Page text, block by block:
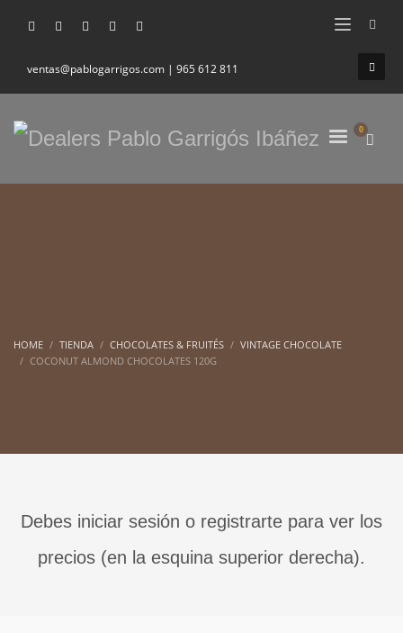
ventas@pablogarrigos.com | 965 612 811
HOME TIENDA CHOCOLATES & FRUITÉS
VINTAGE CHOCOLATE
COCONUT ALMOND CHOCOLATES 120G
Debes iniciar sesión o registrarte para ver los
precios (en la esquina superior derecha).